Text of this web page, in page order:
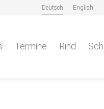
Deutsch English
Termine Rind